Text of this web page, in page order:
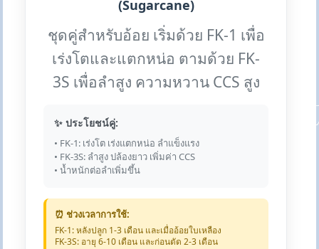
(Sugarcane)
ชุดคู่สำหรับอ้อย เริ่มด้วย FK-1 เพื่อ
เร่งโตและแตกหน่อ ตามด้วย FK-
3S เพื่อลำสูง ความหวาน CCS สูง
✨ ประโยชน์คู่:
• FK-1: เร่งโต เร่งแตกหน่อ ลำแข็งแรง
• FK-3S: ลำสูง ปล้องยาว เพิ่มค่า CCS
• น้ำหนักต่อลำเพิ่มขึ้น
⏰ ช่วงเวลาการใช้:
FK-1: หลังปลูก 1-3 เดือน และเมื่ออ้อยใบเหลือง
FK-3S: อายุ 6-10 เดือน และก่อนตัด 2-3 เดือน